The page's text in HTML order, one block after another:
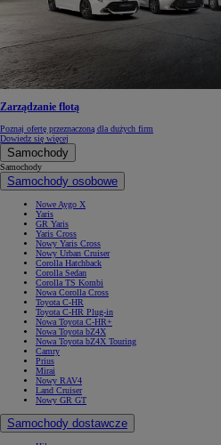
Zarządzanie flotą
Poznaj ofertę przeznaczoną dla dużych firm
Dowiedz się więcej
Samochody
Samochody
Samochody osobowe
Nowe Aygo X
Yaris
GR Yaris
Yaris Cross
Nowy Yaris Cross
Nowy Urban Cruiser
Corolla Hatchback
Corolla Sedan
Corolla TS Kombi
Nowa Corolla Cross
Toyota C-HR
Toyota C-HR Plug-in
Nowa Toyota C-HR+
Nowa Toyota bZ4X
Nowa Toyota bZ4X Touring
Camry
Prius
Mirai
Nowy RAV4
Land Cruiser
Nowy GR GT
Samochody dostawcze